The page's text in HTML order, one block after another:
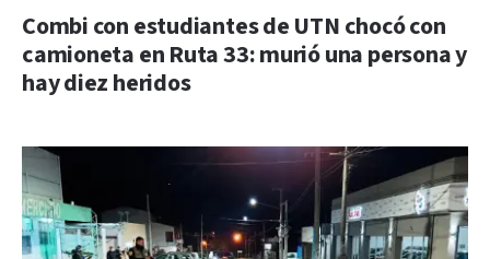
Combi con estudiantes de UTN chocó con
camioneta en Ruta 33: murió una persona y
hay diez heridos